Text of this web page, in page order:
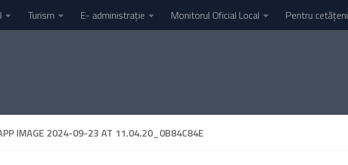
Turism E- administrație Monitorul Oficial Local Pentru cetățeni
IMAGE 2024-09-23 AT 11.04.20_0B84C84E